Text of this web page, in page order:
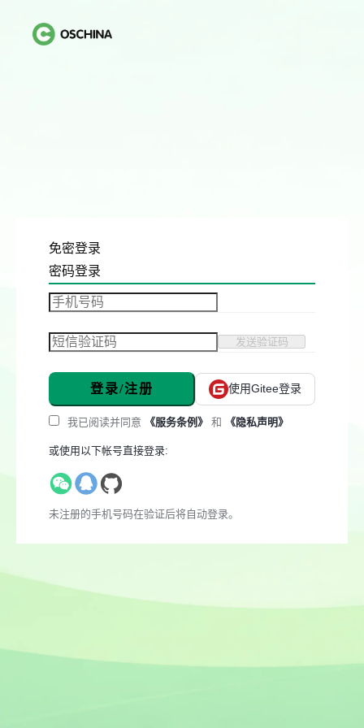
免密登录
密码登录
发送验证码
登录/注册 使用Gitee登录
我已阅读并同意 《服务条例》 和 《隐私声明》
或使用以下帐号直接登录:
未注册的手机号码在验证后将自动登录。